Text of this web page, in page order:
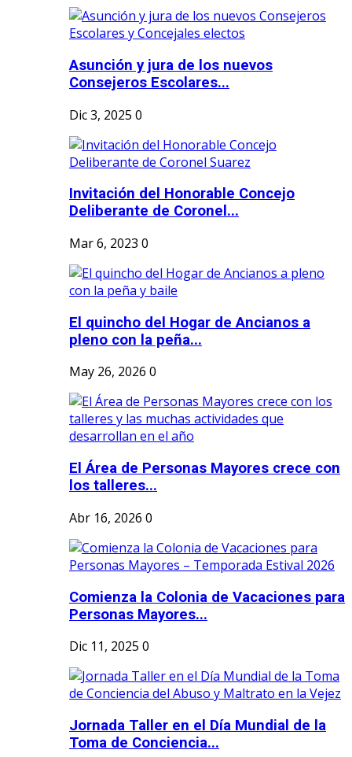
Asunción y jura de los nuevos
Consejeros Escolares...
Dic 3, 2025 0
Invitación del Honorable Concejo
Deliberante de Coronel...
Mar 6, 2023 0
El quincho del Hogar de Ancianos a
pleno con la peña...
May 26, 2026 0
El Área de Personas Mayores crece con
los talleres...
Abr 16, 2026 0
Comienza la Colonia de Vacaciones para
Personas Mayores...
Dic 11, 2025 0
Jornada Taller en el Día Mundial de la
Toma de Conciencia...